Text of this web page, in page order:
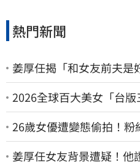
熱門新聞
姜厚任揭「和女友前夫是
2026全球百大美女「台
26歲女優遭變態偷拍！粉
姜厚任女友背景遭疑！他